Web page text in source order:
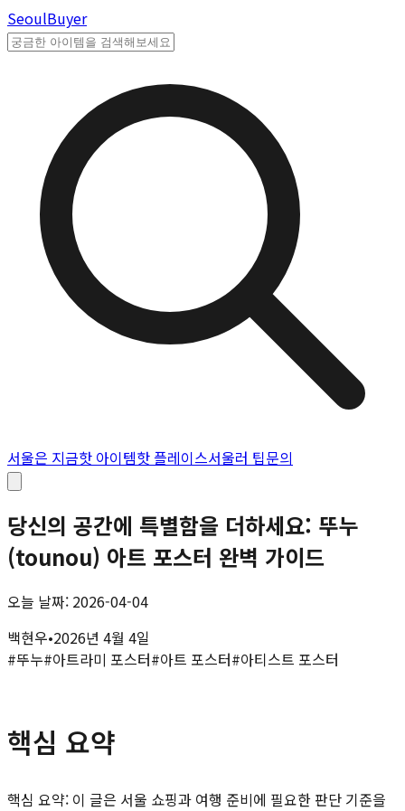
SeoulBuyer
서울은 지금핫 아이템핫 플레이스서울러 팁문의
당신의 공간에 특별함을 더하세요: 뚜누
(tounou) 아트 포스터 완벽 가이드
오늘 날짜: 2026-04-04
백현우•2026년 4월 4일
#뚜누#아트라미 포스터#아트 포스터#아티스트 포스터
핵심 요약
핵심 요약: 이 글은 서울 쇼핑과 여행 준비에 필요한 판단 기준을